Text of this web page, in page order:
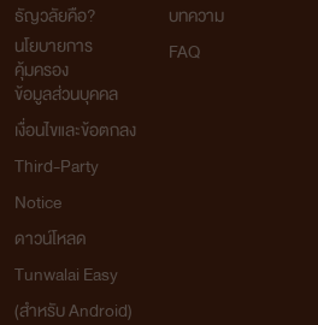
ธัญวลัยคือ?
นโยบายการ
คุ้มครอง
ข้อมูลส่วนบุคคล
เงื่อนไขและข้อตกลง
Third-Party
Notice
ดาวน์โหลด
Tunwalai Easy
(สำหรับ Android)
บทความ
FAQ